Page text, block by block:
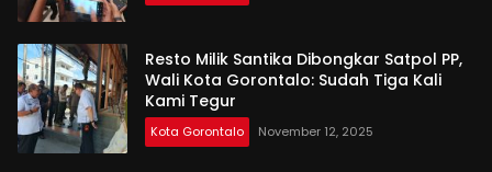
Resto Milik Santika Dibongkar Satpol PP,
Wali Kota Gorontalo: Sudah Tiga Kali
Kami Tegur
Kota Gorontalo November 12, 2025